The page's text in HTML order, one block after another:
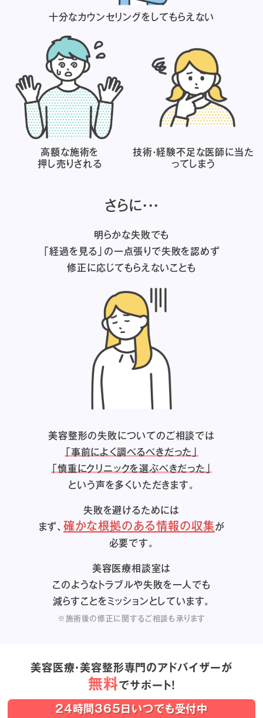
十分なカウンセリングをしてもらえない
高額な施術を
押し売りされる
技術・経験不足な医師に当た
ってしまう
さらに・・・
明らかな失敗でも
「経過を見る」の一点張りで失敗を認めず
修正に応じてもらえないことも
美容整形の失敗についてのご相談では
「事前によく調べるべきだった」
「慎重にクリニックを選ぶべきだった」
という声を多くいただきます。
失敗を避けるためには
まず、確かな根拠のある情報の収集が
必要です。
美容医療相談室は
このようなトラブルや失敗を一人でも
減らすことをミッションとしています。
※施術後の修正に関するご相談も承ります
美容医療・美容整形専門のアドバイザーが
無料でサポート！
24時間365日いつでも受付中